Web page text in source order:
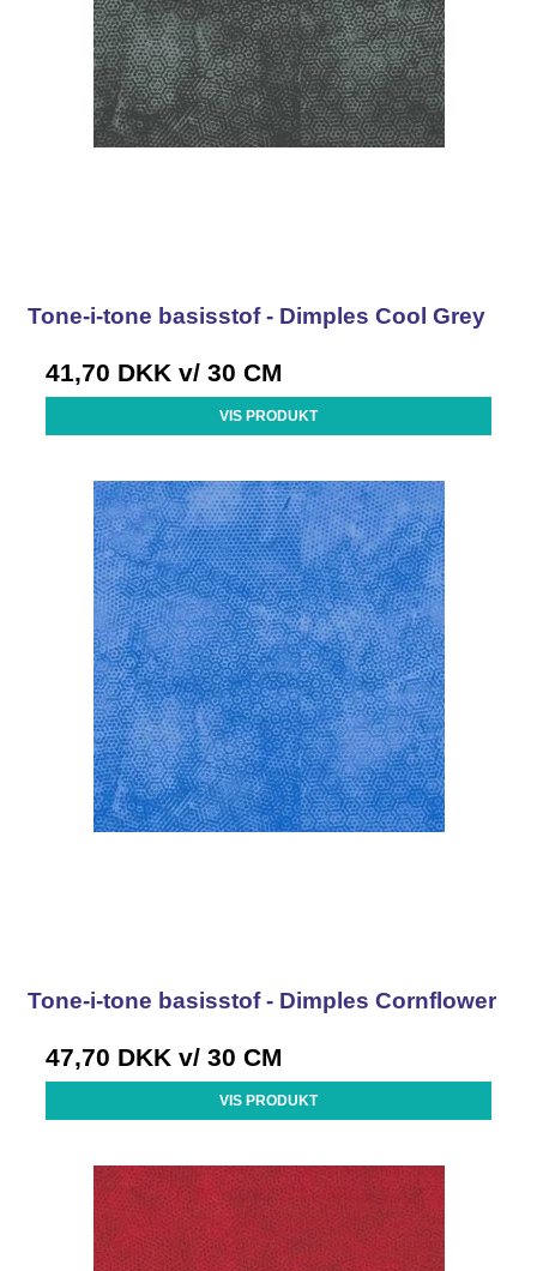
Tone-i-tone basisstof - Dimples Cool Grey
41,70 DKK v/ 30 CM
VIS PRODUKT
Tone-i-tone basisstof - Dimples Cornflower
47,70 DKK v/ 30 CM
VIS PRODUKT